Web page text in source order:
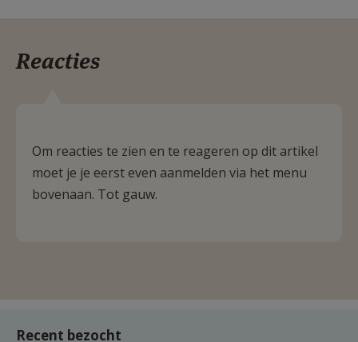
Reacties
Om reacties te zien en te reageren op dit artikel
moet je je eerst even aanmelden via het menu
bovenaan. Tot gauw.
Recent bezocht